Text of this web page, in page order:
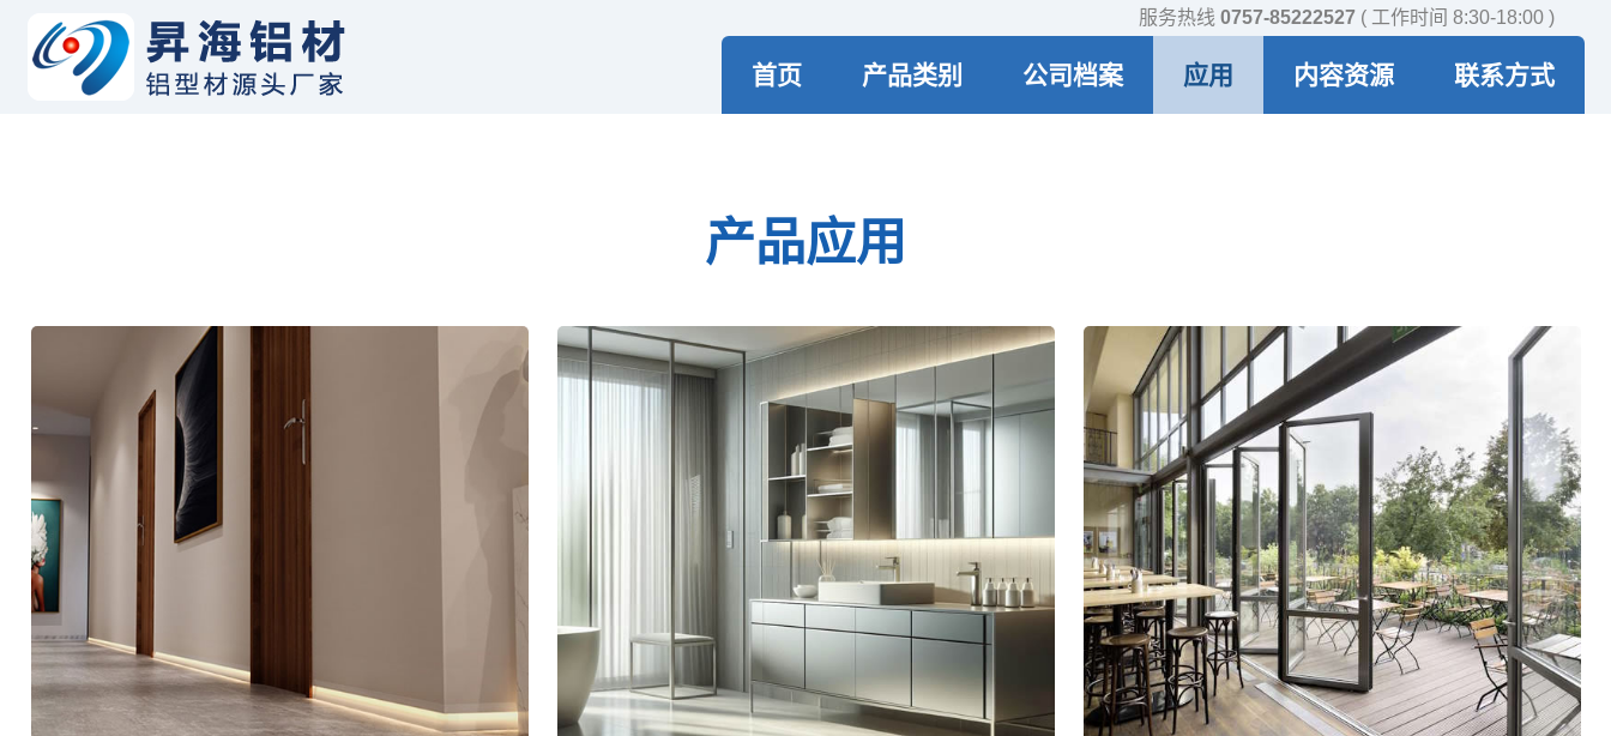
服务热线 0757-85222527 ( 工作时间 8:30-18:00 )
首页 产品类别 公司档案 应用 内容资源 联系方式
产品应用